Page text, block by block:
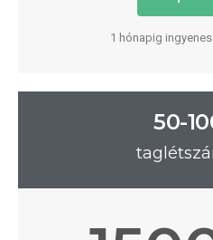
1 hónapig
50-